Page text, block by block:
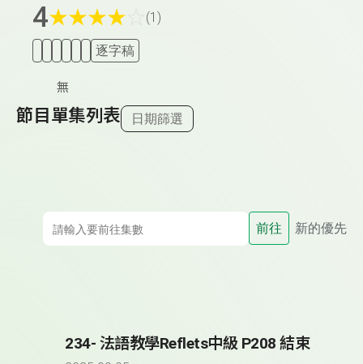
4★★★★ (1)
逐字稿
無
節目單集列表 日期篩選
前往 新的優先
234- 法語教學Reflets中級 P208 結束